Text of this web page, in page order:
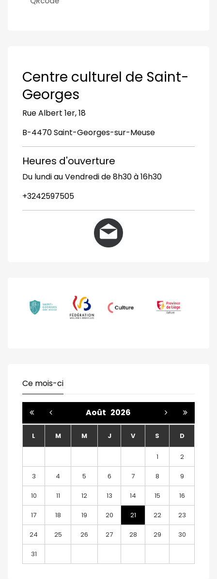
Centre culturel de Saint-
Georges
Rue Albert 1er, 18
B-4470 Saint-Georges-sur-Meuse
Heures d'ouverture
Du lundi au Vendredi de 8h30 à 16h30
+3242597505
Ce mois-ci
Août 2026
L M M J V S D
1 2
3 4 5 6 7 8 9
10 11 12 13 14 15 16
17 18 19 20 21 22 23
24 25 26 27 28 29 30
31